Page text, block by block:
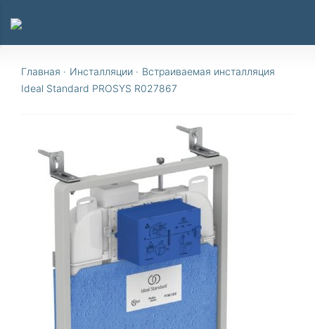
Главная · Инсталляции · Встраиваемая инсталляция
Ideal Standard PROSYS R027867